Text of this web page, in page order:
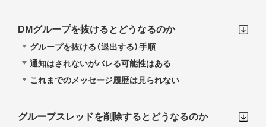
DMグループを抜けるとどうなるのか
グループを抜ける（退出する）手順
通知はされないがバレる可能性はある
これまでのメッセージ履歴は見られない
グループスレッドを削除するとどうなるのか